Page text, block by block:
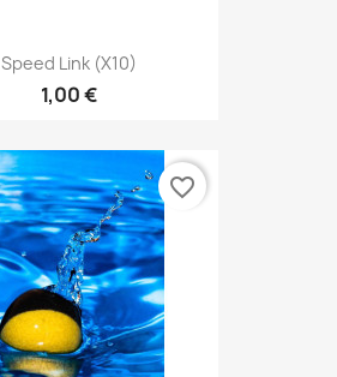
Speed Link (x10)
1,00 €
favorite_border